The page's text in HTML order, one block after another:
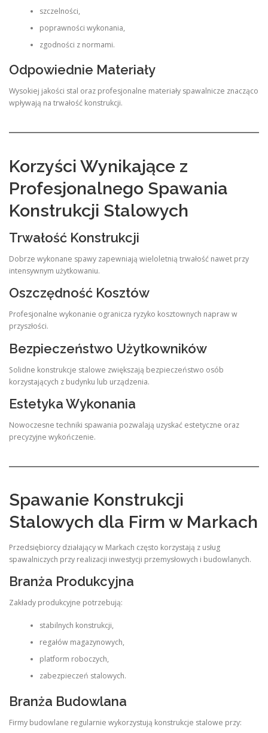
szczelności,
poprawności wykonania,
zgodności z normami.
Odpowiednie Materiały
Wysokiej jakości stal oraz profesjonalne materiały spawalnicze znacząco
wpływają na trwałość konstrukcji.
Korzyści Wynikające z
Profesjonalnego Spawania
Konstrukcji Stalowych
Trwałość Konstrukcji
Dobrze wykonane spawy zapewniają wieloletnią trwałość nawet przy
intensywnym użytkowaniu.
Oszczędność Kosztów
Profesjonalne wykonanie ogranicza ryzyko kosztownych napraw w
przyszłości.
Bezpieczeństwo Użytkowników
Solidne konstrukcje stalowe zwiększają bezpieczeństwo osób
korzystających z budynku lub urządzenia.
Estetyka Wykonania
Nowoczesne techniki spawania pozwalają uzyskać estetyczne oraz
precyzyjne wykończenie.
Spawanie Konstrukcji
Stalowych dla Firm w Markach
Przedsiębiorcy działający w Markach często korzystają z usług
spawalniczych przy realizacji inwestycji przemysłowych i budowlanych.
Branża Produkcyjna
Zakłady produkcyjne potrzebują:
stabilnych konstrukcji,
regałów magazynowych,
platform roboczych,
zabezpieczeń stalowych.
Branża Budowlana
Firmy budowlane regularnie wykorzystują konstrukcje stalowe przy: